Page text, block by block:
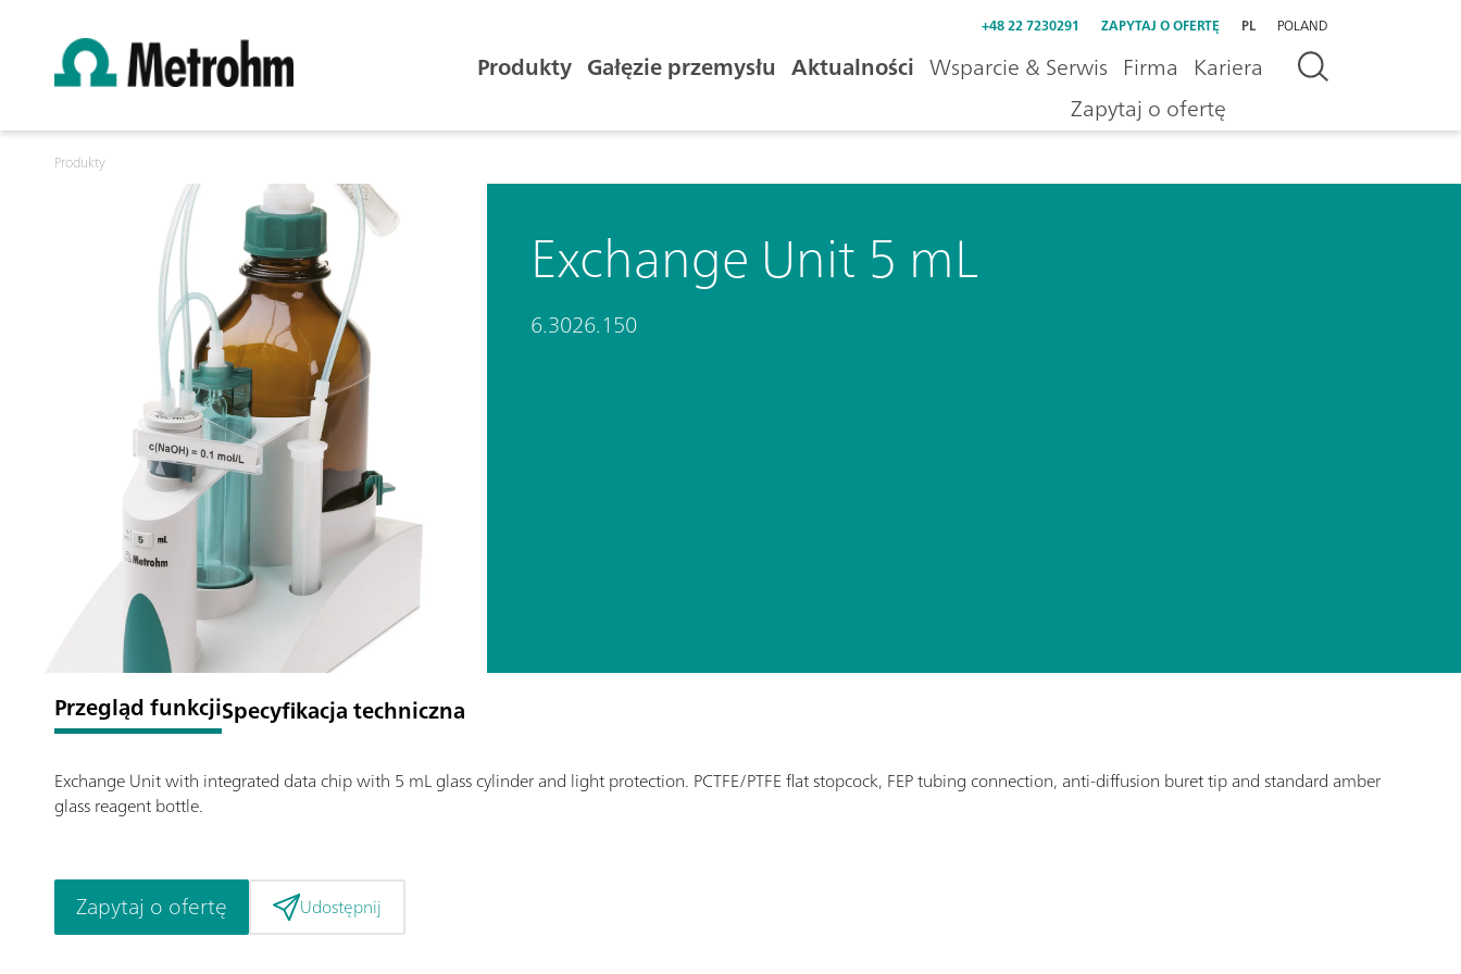
+48 22 7230291 ZAPYTAJ O OFERTĘ PL POLAND
Produkty Gałęzie przemysłu Aktualności Wsparcie & Serwis Firma Kariera
Zapytaj o ofertę
Produkty
Exchange Unit 5 mL
6.3026.150
Przegląd funkcjiSpecyfikacja techniczna
Exchange Unit with integrated data chip with 5 mL glass cylinder and light protection. PCTFE/PTFE flat stopcock, FEP tubing connection, anti-diffusion buret tip and standard amber
glass reagent bottle.
Zapytaj o ofertę Udostępnij